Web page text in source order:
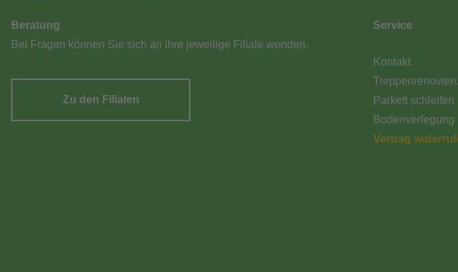
Beratung
Bei Fragen können Sie sich an ihre jeweilige Filiale wenden.
Zu den Filialen
Service
Kontakt
Parkett schleifen
Bodenverlegung
Vertrag